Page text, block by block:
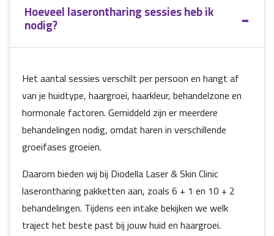
Hoeveel laserontharing sessies heb ik
nodig?
Het aantal sessies verschilt per persoon en hangt af
van je huidtype, haargroei, haarkleur, behandelzone en
hormonale factoren. Gemiddeld zijn er meerdere
behandelingen nodig, omdat haren in verschillende
groeifases groeien.
Daarom bieden wij bij Diodella Laser & Skin Clinic
laserontharing pakketten aan, zoals 6 + 1 en 10 + 2
behandelingen. Tijdens een intake bekijken we welk
traject het beste past bij jouw huid en haargroei.